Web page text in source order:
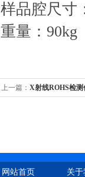
样品腔尺寸
重量：90kg
上一篇： X射线ROHS检测
网站首页 关